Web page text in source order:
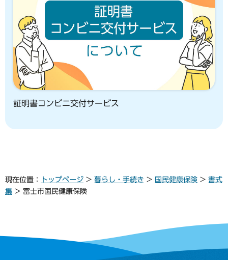
証明書コンビニ交付サービス
現在位置： トップページ > 暮らし・手続き > 国民健康保険 > 書式
集 > 富士市国民健康保険